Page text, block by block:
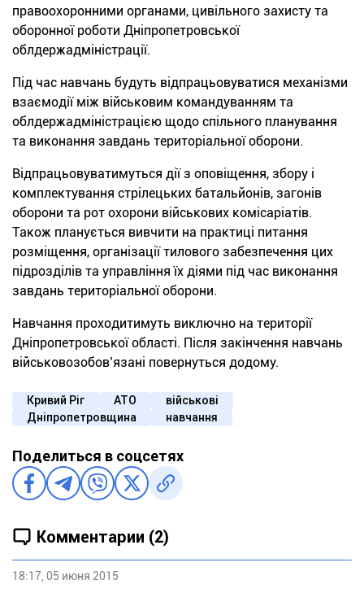
правоохоронними органами, цивільного захисту та
оборонної роботи Дніпропетровської
облдержадміністрації.
Під час навчань будуть відпрацьовуватися механізми
взаємодії між військовим командуванням та
облдержадміністрацією щодо спільного планування
та виконання завдань територіальної оборони.
Відпрацьовуватимуться дії з оповіщення, збору і
комплектування стрілецьких батальйонів, загонів
оборони та рот охорони військових комісаріатів.
Також планується вивчити на практиці питання
розміщення, організації тилового забезпечення цих
підрозділів та управління їх діями під час виконання
завдань територіальної оборони.
Навчання проходитимуть виключно на території
Дніпропетровської області. Після закінчення навчань
військовозобов’язані повернуться додому.
Кривий Ріг АТО
військові
Дніпропетровщина
навчання
Поделиться в соцсетях
Комментарии (2)
18:17, 05 июня 2015